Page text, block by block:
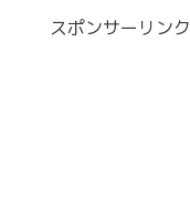
スポンサーリンク